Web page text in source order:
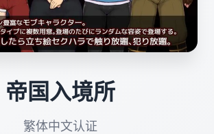
帝国入境所
繁体中文认证